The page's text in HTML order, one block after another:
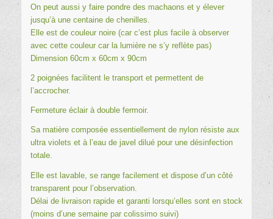
On peut aussi y faire pondre des machaons et y élever
jusqu’à une centaine de chenilles.
Elle est de couleur noire (car c’est plus facile à observer
avec cette couleur car la lumière ne s’y reflète pas)
Dimension 60cm x 60cm x 90cm
2 poignées facilitent le transport et permettent de
l’accrocher.
Fermeture éclair à double fermoir.
Sa matière composée essentiellement de nylon résiste aux
ultra violets et à l’eau de javel dilué pour une désinfection
totale.
Elle est lavable, se range facilement et dispose d’un côté
transparent pour l’observation.
Délai de livraison rapide et garanti lorsqu’elles sont en stock
(moins d’une semaine par colissimo suivi)